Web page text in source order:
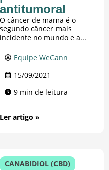
antitumoral
O câncer de mama é o
segundo câncer mais
incidente no mundo e a...
Equipe WeCann
15/09/2021
9 min de leitura
Ler artigo »
CANABIDIOL (CBD)